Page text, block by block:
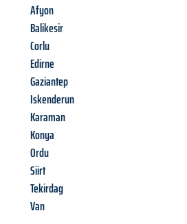
Afyon
Balikesir
Corlu
Edirne
Gaziantep
Iskenderun
Karaman
Konya
Ordu
Siirt
Tekirdag
Van